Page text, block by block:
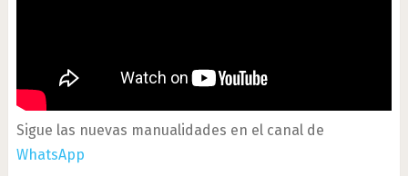
Sigue las nuevas manualidades en el canal de
WhatsApp